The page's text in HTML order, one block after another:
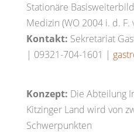
Stationäre
Medizin (WO 2004 i. d. F.
Kontakt: Sekretariat
| 09321-704-1601 |
Konzept: Die Abteilung
Kitzinger Land wird von
Schwerpunkten